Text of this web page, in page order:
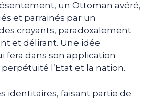
un Ottoman avéré,
et parrainés par un
croyants, paradoxalement
et délirant. Une idée
fera dans son application
l’Etat et la nation.
identitaires, faisant partie de